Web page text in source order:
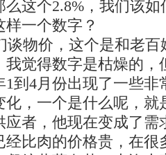
这个2.8%，我们该
一个数字？
物价，这个是和老百
我觉得数字是枯燥的，
到4月份出现了一些
化，一个是什么呢，就
应者，他现在变成了需
经比肉的价格贵，在很